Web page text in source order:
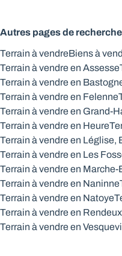
Max. budget
Autres pages de recherche
Terrain à vendreBiens à
Terrain à vendre en Assesse
Terrain à vendre en
Terrain à vendre en Felenne
Terrain à vendre en Grand-
Terrain à vendre en Heure
Terrain à vendre en Léglise,
Terrain à vendre en Les
Terrain à vendre en
Terrain à vendre en Naninne
Terrain à vendre en Natoye
Terrain à vendre en Rendeux
Terrain à vendre en